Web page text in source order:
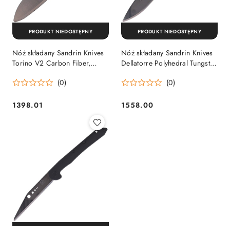
Nóż składany Sandrin Knives
Torino V2 Carbon Fiber,
71HRC Sandrin Knives by
(0)
Cena:
1398.01
PRODUKT NIEDOSTĘPNY
Nóż składany Sandrin Knives
Dellatorre Polyhedral Tungsten
Sandrin Knives by Turmond
(0)
Cena:
1558.00
PRODUKT NIEDOSTĘPNY